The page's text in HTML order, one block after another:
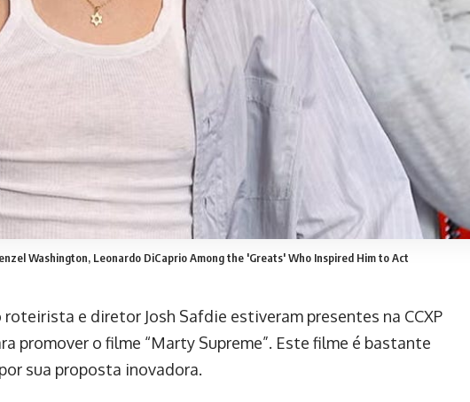
Washington, Leonardo DiCaprio Among the 'Greats' Who Inspired Him to Act
e diretor Josh Safdie estiveram presentes na CCXP
promover o filme “Marty Supreme”. Este filme é bastante
sua proposta inovadora.